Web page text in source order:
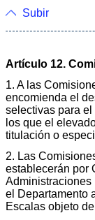
Subir
Artículo 12.
1. A las
encomienda el
selectivas para
los que el
titulación o
2. Las
establecerán por
Administraciones
el Departamento
Escalas objeto